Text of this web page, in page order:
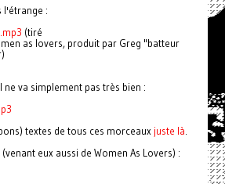
l'étrange :
(tiré
as lovers, produit par Greg "batteur
ne va simplement pas très bien :
textes de tous ces morceaux juste là
eux aussi de Women As Lovers) :